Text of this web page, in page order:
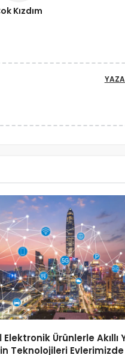
Kızdım
Ürünlerle Akıllı
Teknolojileri Evlerimizde